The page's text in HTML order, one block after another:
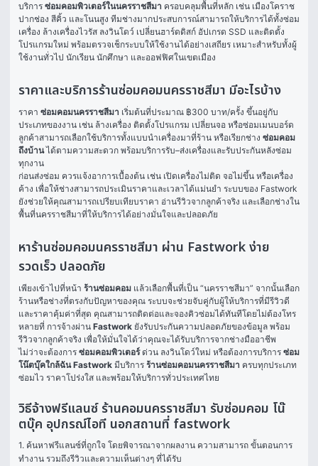
บริการ ซ่อมคอมพิวเตอร์ในนครราชสีมา ครอบคลุมพื้นที่หลัก เช่น เมืองโคราช
ปากช่อง สีคิ้ว และโนนสูง ทีมช่างมากประสบการณ์สามารถให้บริการได้ทั้งซ่อม
เครื่อง ล้างเครื่องไวรัส ลงวินโดว์ เปลี่ยนฮาร์ดดิสก์ อัปเกรด SSD และติดตั้ง
โปรแกรมใหม่ พร้อมตรวจเช็กระบบให้ใช้งานได้อย่างเสถียร เหมาะสำหรับทั้งผู้
ใช้งานทั่วไป นักเรียน นักศึกษา และออฟฟิศในเขตเมือง
ราคาและบริการร้านซ่อมคอมนครราชสีมา มีอะไรบ้าง
ราคา ซ่อมคอมนครราชสีมา เริ่มต้นที่ประมาณ ฿300 บาท/ครั้ง ขึ้นอยู่กับ
ประเภทของงาน เช่น ล้างเครื่อง ติดตั้งโปรแกรม เปลี่ยนจอ หรือซ่อมเมนบอร์ด
ลูกค้าสามารถเลือกใช้บริการทั้งแบบนำเครื่องมาที่ร้าน หรือเรียกช่าง ซ่อมคอม
ถึงบ้าน ได้ตามความสะดวก พร้อมบริการรับ–ส่งเครื่องและรับประกันหลังซ่อม
ทุกงาน
ก่อนส่งซ่อม ควรแจ้งอาการเบื้องต้น เช่น เปิดเครื่องไม่ติด จอไม่ขึ้น หรือเครื่อง
ค้าง เพื่อให้ช่างสามารถประเมินราคาและเวลาได้แม่นยำ ระบบของ Fastwork
ยังช่วยให้คุณสามารถเปรียบเทียบราคา อ่านรีวิวจากลูกค้าจริง และเลือกช่างใน
พื้นที่นครราชสีมาที่ให้บริการได้อย่างมั่นใจและปลอดภัย
หาร้านซ่อมคอมนครราชสีมา ผ่าน Fastwork ง่าย
รวดเร็ว ปลอดภัย
เพียงเข้าไปที่หน้า ร้านซ่อมคอม แล้วเลือกพื้นที่เป็น “นครราชสีมา” จากนั้นเลือก
ร้านหรือช่างที่ตรงกับปัญหาของคุณ ระบบจะช่วยจับคู่กับผู้ให้บริการที่มีรีวิวดี
และราคาคุ้มค่าที่สุด คุณสามารถติดต่อและจองคิวซ่อมได้ทันทีโดยไม่ต้องโทร
หลายที่ การจ้างผ่าน Fastwork ยังรับประกันความปลอดภัยของข้อมูล พร้อม
รีวิวจากลูกค้าจริง เพื่อให้มั่นใจได้ว่าคุณจะได้รับบริการจากช่างมืออาชีพ
ไม่ว่าจะต้องการ ซ่อมคอมพิวเตอร์ ด่วน ลงวินโดว์ใหม่ หรือต้องการบริการ ซ่อม
โน๊ตบุ๊คใกล้ฉัน Fastwork มีบริการ ร้านซ่อมคอมนครราชสีมา ครบทุกประเภท
ซ่อมไว ราคาโปร่งใส และพร้อมให้บริการทั่วประเทศไทย
วิธีจ้างฟรีแลนซ์ ร้านคอมนครราชสีมา รับซ่อมคอม โน๊
ตบุ๊ค อุปกรณ์ไอที นอกสถานที่ fastwork
1. ค้นหาฟรีแลนซ์ที่ถูกใจ โดยพิจารณาจากผลงาน ความสามารถ ขั้นตอนการ
ทำงาน รวมถึงรีวิวและความเห็นต่างๆ ที่ได้รับ